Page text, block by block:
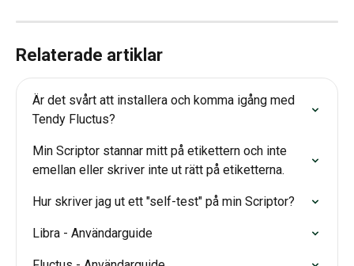
Relaterade artiklar
Är det svårt att installera och komma igång med
Tendy Fluctus?
Min Scriptor stannar mitt på etikettern och inte
emellan eller skriver inte ut rätt på etiketterna.
Hur skriver jag ut ett "self-test" på min Scriptor?
Libra - Användarguide